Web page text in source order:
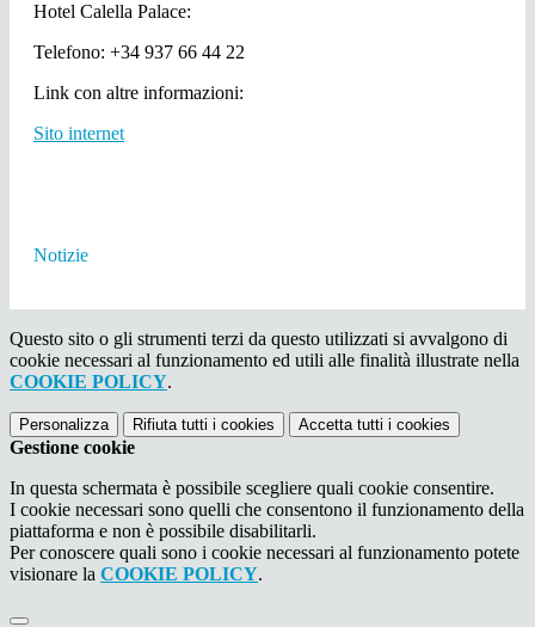
Hotel Calella Palace:
Telefono: +34 937 66 44 22
Link con altre informazioni:
Sito internet
Notizie
Questo sito o gli strumenti terzi da questo utilizzati si avvalgono di
cookie necessari al funzionamento ed utili alle finalità illustrate nella
COOKIE POLICY.
Personalizza Rifiuta tutti i cookies Accetta tutti i cookies
Gestione cookie
In questa schermata è possibile scegliere quali cookie consentire.
I cookie necessari sono quelli che consentono il funzionamento della
piattaforma e non è possibile disabilitarli.
Per conoscere quali sono i cookie necessari al funzionamento potete
visionare la COOKIE POLICY.